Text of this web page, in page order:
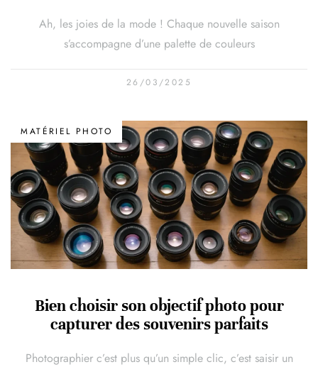
Ah, les joies de la mode ! Chaque nouvelle saison
s’accompagne d’une palette de couleurs
26/03/2025
MATÉRIEL PHOTO
Bien choisir son objectif photo pour
capturer des souvenirs parfaits
Photographier c’est plus qu’un simple clic, c’est saisir un